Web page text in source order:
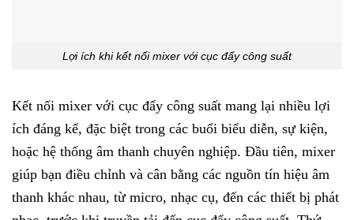
Lợi ích khi kết nối mixer với cục đẩy công suất
Kết nối mixer với cục đẩy công suất mang lại nhiều lợi
ích đáng kể, đặc biệt trong các buổi biểu diễn, sự kiện,
hoặc hệ thống âm thanh chuyên nghiệp. Đầu tiên, mixer
giúp bạn điều chỉnh và cân bằng các nguồn tín hiệu âm
thanh khác nhau, từ micro, nhạc cụ, đến các thiết bị phát